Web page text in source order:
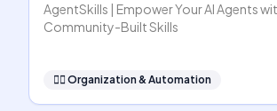
AgentSkills | Empower Your AI Agents
Community-Built Skills
🧞‍♂️ Organization & Automation